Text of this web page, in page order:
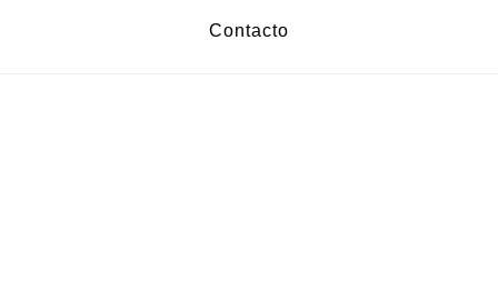
Contacto